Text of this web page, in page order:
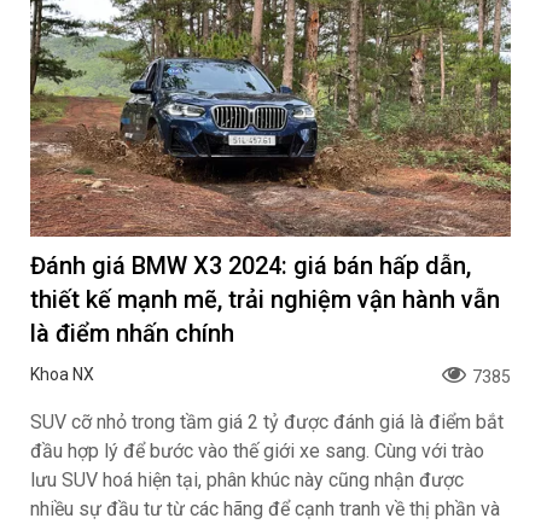
Đánh giá BMW X3 2024: giá bán hấp dẫn,
thiết kế mạnh mẽ, trải nghiệm vận hành vẫn
là điểm nhấn chính
Khoa NX 7385
SUV cỡ nhỏ trong tầm giá 2 tỷ được đánh giá là điểm bắt
đầu hợp lý để bước vào thế giới xe sang. Cùng với trào
lưu SUV hoá hiện tại, phân khúc này cũng nhận được
nhiều sự đầu tư từ các hãng để cạnh tranh về thị phần và